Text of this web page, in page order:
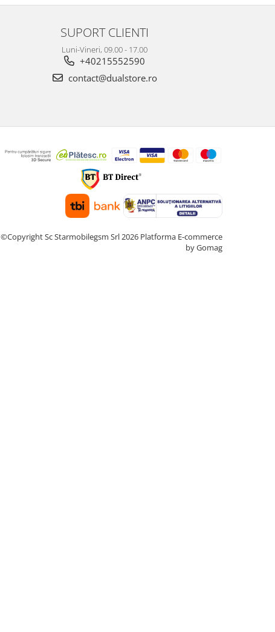
SUPORT CLIENTI
Luni-Vineri, 09.00 - 17.00
+40215552590
contact@dualstore.ro
©Copyright Sc Starmobilegsm Srl 2026 Platforma E-commerce
by Gomag